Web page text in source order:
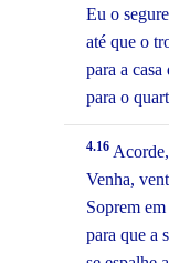
Eu o
até que o
para a casa
para o
4.16
Venha,
Soprem
para que a